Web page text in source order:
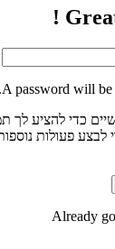
A password will be
כדי להציע לך
לבצע פעולות
Already